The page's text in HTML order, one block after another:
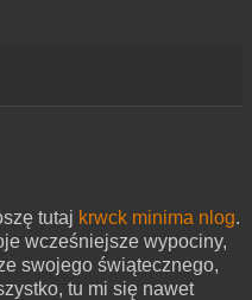
tutaj krwck minima nlog.
wcześniejsze wypociny,
swojego świątecznego,
tu mi się nawet